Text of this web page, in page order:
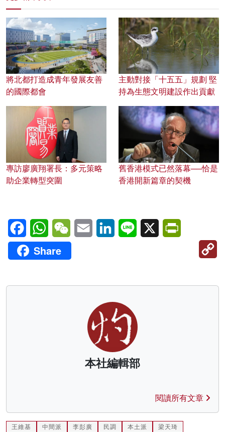
將北都打造成青年發展友善
的國際都會
主動對接「十五五」規劃 堅
持為生態文明建設作出貢獻
專訪廖廣翔署長：多元策略
助企業轉型突圍
舊香港模式已然落幕──恰是
香港開新篇章的契機
FacebookWhatsAppWeChatEmail LinkedInLine X
Share
本社編輯部
閱讀所有文章
王維基 中間派 李彭廣 民調 本土派
梁天琦